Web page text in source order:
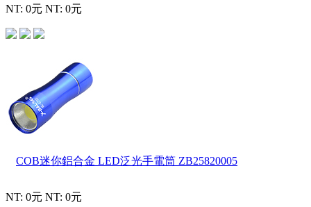
NT: 0元 NT: 0元
COB迷你鋁合金 LED泛光手電筒 ZB25820005
NT: 0元 NT: 0元